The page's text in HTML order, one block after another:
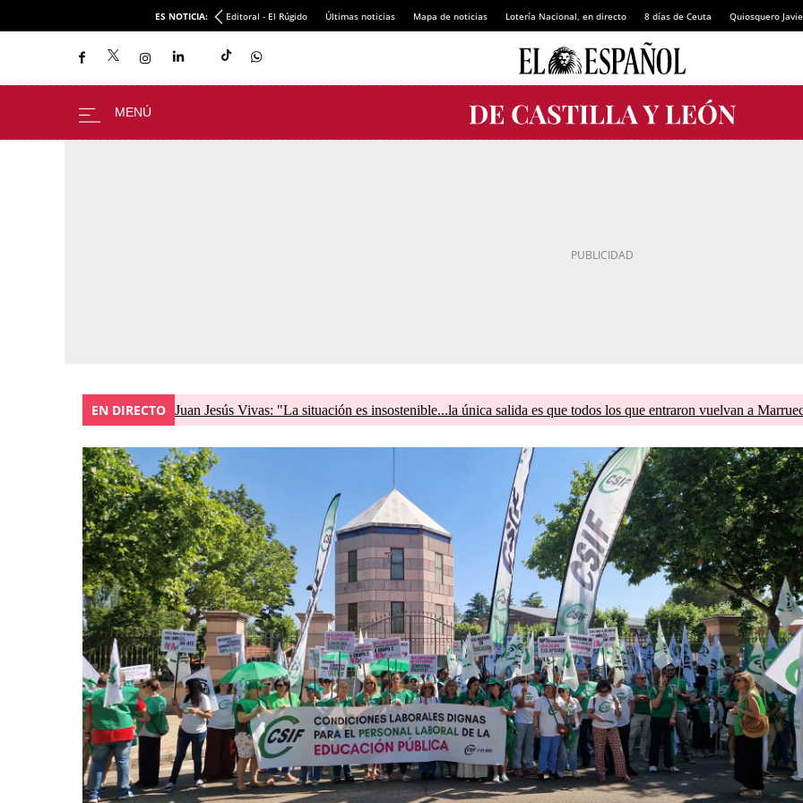
ES NOTICIA: Editoral - El Rúgido Últimas noticias Mapa de noticias Lotería Nacional, en directo 8 días de Ceuta Quiosquero
EN DIRECTO Juan Jesús Vivas: "La situación es insostenible...la única salida es que todos los que entraron vuelvan a